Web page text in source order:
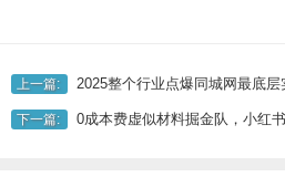
上一篇: 2025整个行业点爆同城网最底层实际操作，2025年搞
下一篇: 0成本费虚似材料掘金队，小红书的卖